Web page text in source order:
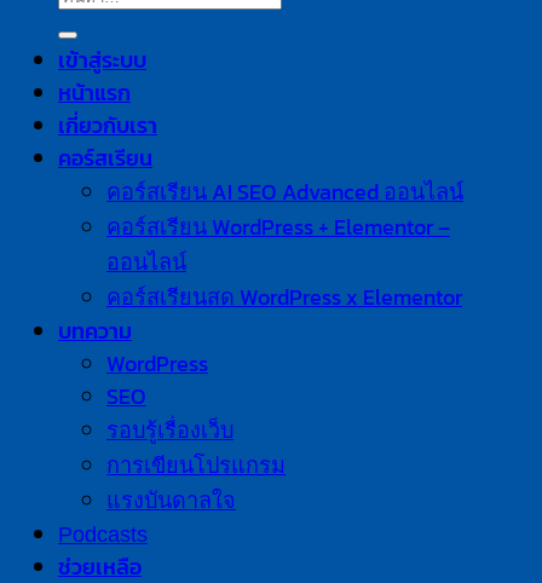
เข้าสู่ระบบ
หน้าแรก
เกี่ยวกับเรา
คอร์สเรียน
คอร์สเรียน AI SEO Advanced ออนไลน์
คอร์สเรียน WordPress + Elementor –
ออนไลน์
คอร์สเรียนสด WordPress x Elementor
บทความ
WordPress
SEO
รอบรู้เรื่องเว็บ
การเขียนโปรแกรม
แรงบันดาลใจ
Podcasts
ช่วยเหลือ